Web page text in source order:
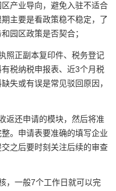
产业导向，避免入驻不适合
主要是看政策稳不稳定，了
园区政策是否契合；
照正副本复印件、税务登记
税纳税申报表、近3个月税
失或有误是常见驳回原因，
返还申请的模块，然后将准
。申请表要准确的填写企业
之后要时刻关注后续的审查
，一般7个工作日就可以完